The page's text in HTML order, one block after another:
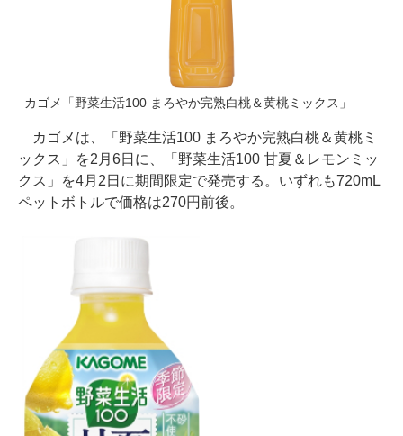
カゴメ「野菜生活100 まろやか完熟白桃＆黄桃ミックス」
カゴメは、「野菜生活100 まろやか完熟白桃＆黄桃ミ
ックス」を2月6日に、「野菜生活100 甘夏＆レモンミッ
クス」を4月2日に期間限定で発売する。いずれも720mL
ペットボトルで価格は270円前後。